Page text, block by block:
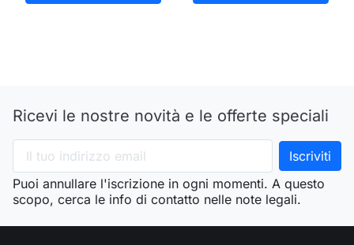
Ricevi le nostre novità e le offerte speciali
Puoi annullare l'iscrizione in ogni momenti. A questo
scopo, cerca le info di contatto nelle note legali.